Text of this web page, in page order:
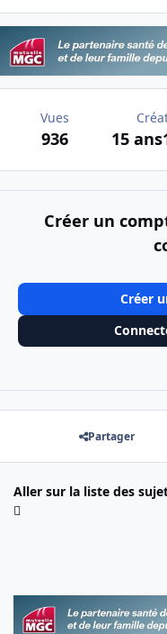
Vues
936 15 ans
Créer un
Créer
Partager
Aller sur la liste des